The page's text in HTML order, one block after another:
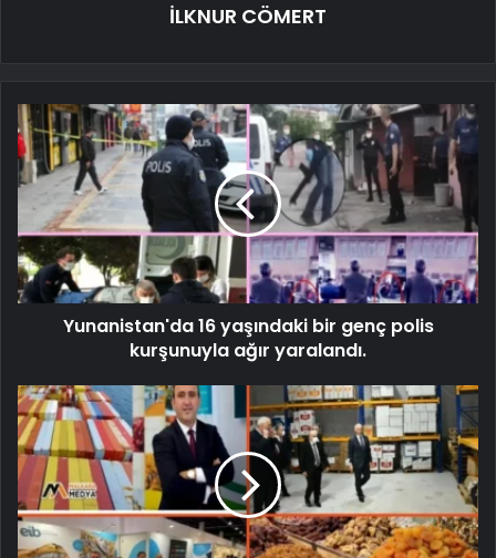
İLKNUR CÖMERT
Yunanistan'da 16 yaşındaki bir genç polis
kurşunuyla ağır yaralandı.